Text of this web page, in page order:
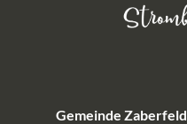
Gemeinde Zaberfeld